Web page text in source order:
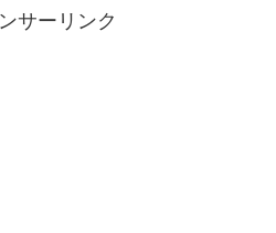
サーリンク